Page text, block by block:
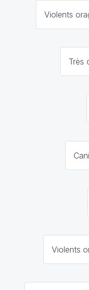
Violents
Très
Violents